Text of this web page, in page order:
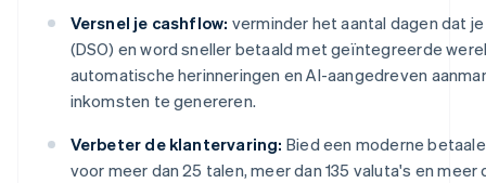
Versnel je cashflow: verminder het aantal dagen dat
(DSO) en word sneller betaald met geïntegreerde
automatische herinneringen en AI-aangedreven
inkomsten te genereren.
Verbeter de klantervaring: Bied een moderne
voor meer dan 25 talen, meer dan 135 valuta's en